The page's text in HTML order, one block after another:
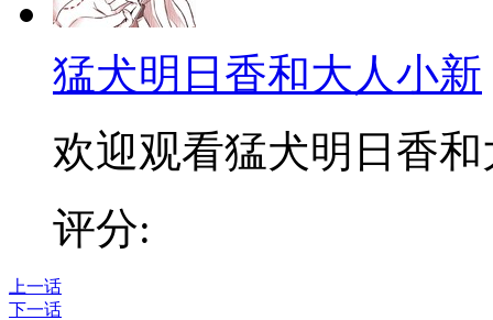
猛犬明日香和大人小新
欢迎观看猛犬明日香
评分:
上一话
下一话